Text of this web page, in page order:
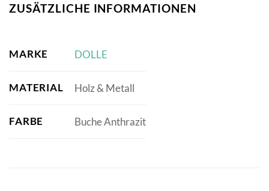
ZUSÄTZLICHE INFORMATIONEN
MARKE DOLLE
MATERIAL Holz & Metall
FARBE Buche Anthrazit